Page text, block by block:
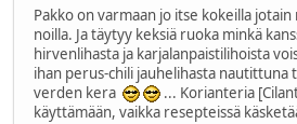
Pakko on varmaan jo itse kokeilla
noilla. Ja täytyy keksiä ruoka minkä
hirvenlihasta ja karjalanpaistilihoista
ihan perus-chili jauhelihasta nautittuna
verden kera
... Korianteria
käyttämään, vaikka resepteissä